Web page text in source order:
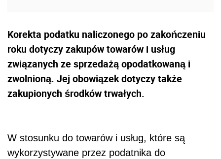
Korekta podatku naliczonego po zakończeniu
roku dotyczy zakupów towarów i usług
związanych ze sprzedażą opodatkowaną i
zwolnioną. Jej obowiązek dotyczy także
zakupionych środków trwałych.
W stosunku do towarów i usług, które są
wykorzystywane przez podatnika do